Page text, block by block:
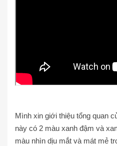
Mình xin giới thiệu tổng quan
này có 2 màu xanh đậm và
màu nhìn dịu mắt và mát mẻ